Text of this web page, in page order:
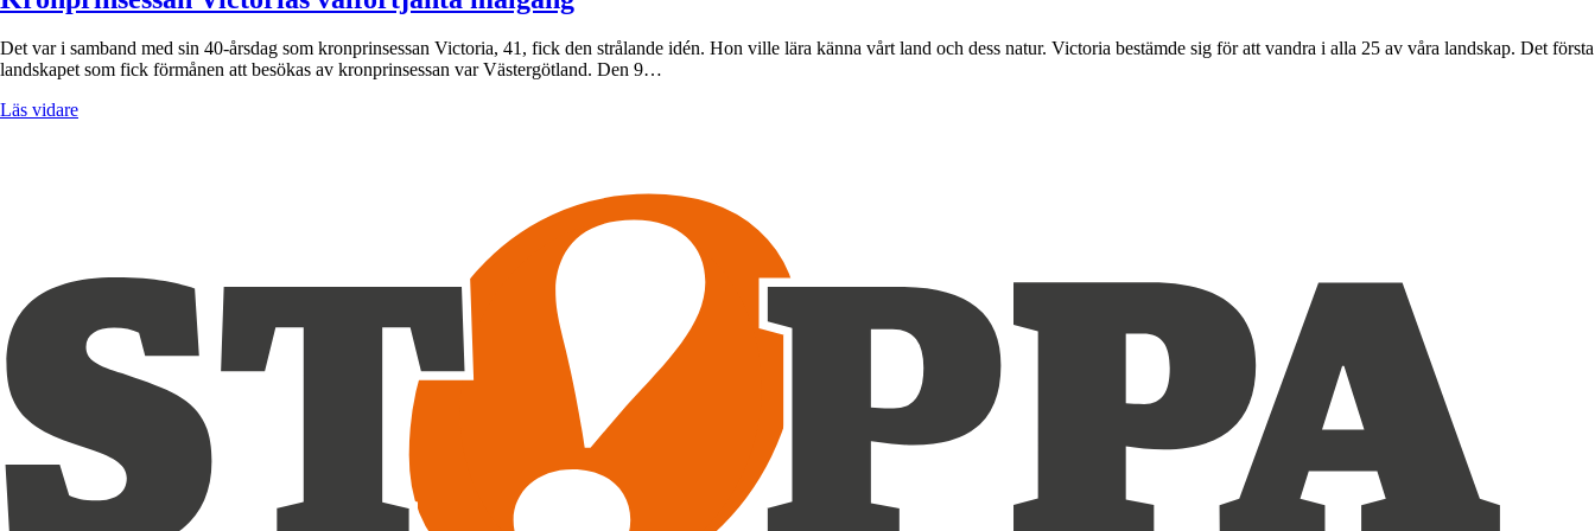
Det var i samband med sin 40-årsdag som kronprinsessan Victoria, 41, fick den strålande idén. Hon ville lära känna vårt land och dess natur. Victoria bestämde sig för att vandra i alla 25 av våra landskap. Det första
landskapet som fick förmånen att besökas av kronprinsessan var Västergötland. Den 9…
Läs vidare